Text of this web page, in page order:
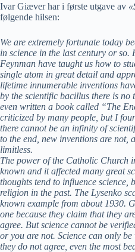
Ivar Giæver har i første utgave av «
følgende hilsen:
We are extremely fortunate today
in science in the last century or
Feynman have taught us how to
single atom in great detail and
lifetime innumerable inventions
by the scientific bacillus there is
even written a book called “The
criticized by many people, but I
there cannot be an infinity of
to the end, new inventions are not,
limitless.
The power of the Catholic Church
known and it affected many great
thoughts tend to influence science,
religion in the past. The Lysenko
known example from about 1930.
one because they claim that they
agree. But science cannot be
or you are not. Science can only
they do not agree, even the most